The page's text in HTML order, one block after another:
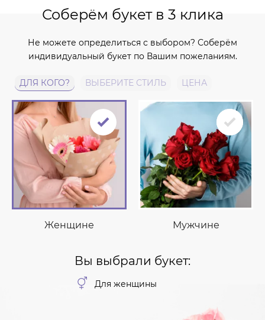
Соберём букет в 3 клика
Не можете определиться с выбором? Соберём
индивидуальный букет по Вашим пожеланиям.
ДЛЯ КОГО? ВЫБЕРИТЕ СТИЛЬ ЦЕНА
Женщине Мужчине
Вы выбрали букет:
Для женщины